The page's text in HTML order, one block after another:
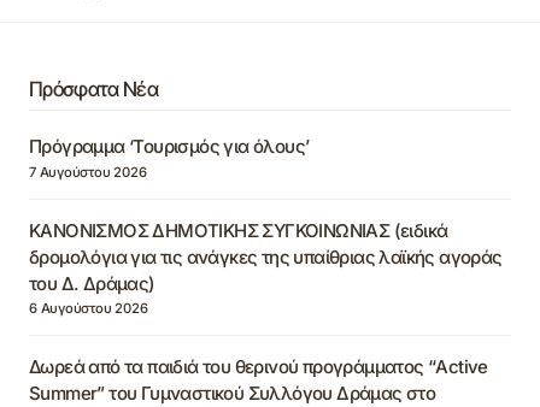
Πρόσφατα Νέα
Πρόγραμμα ‘Τουρισμός για όλους’
7 Αυγούστου 2026
ΚΑΝΟΝΙΣΜΟΣ ΔΗΜΟΤΙΚΗΣ ΣΥΓΚΟΙΝΩΝΙΑΣ (ειδικά
δρομολόγια για τις ανάγκες της υπαίθριας λαϊκής αγοράς
του Δ. Δράμας)
6 Αυγούστου 2026
Δωρεά από τα παιδιά του θερινού προγράμματος “Active
Summer” του Γυμναστικού Συλλόγου Δράμας στο